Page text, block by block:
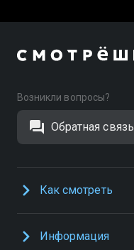
Возникли вопросы?
Обратная связь
Как смотреть
Информация